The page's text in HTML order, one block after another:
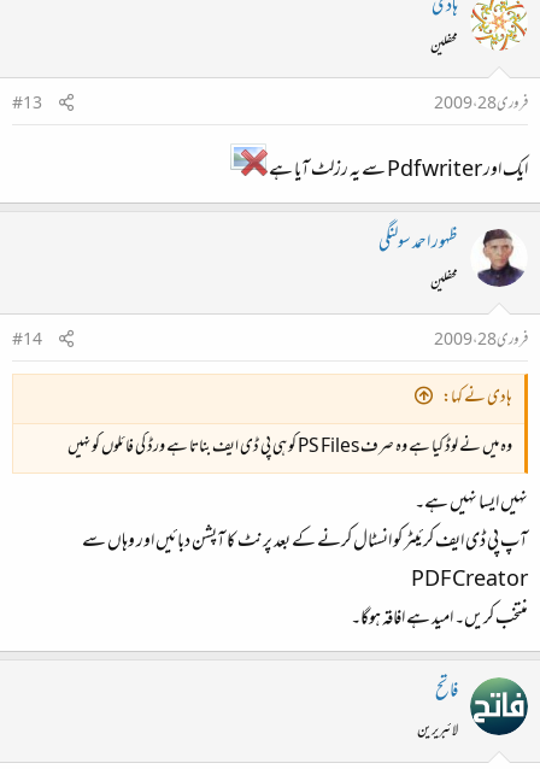
ہادی
محفلین
فروری 28، 2009
#13
ایک اور Pdf writer سے یہ رزلٹ آیا ہے
ظہور احمد سولنگی
محفلین
فروری 28، 2009
#14
ہادی نے کہا:
وہ میں نے لوڈ کیا ہے وہ صرف PS Files کو ہی پی ڈی ایف بناتا ہے ورڈ کی فائلوں کو نہیں
نہیں ایسا نہیں ہے۔
آپ پی ڈی ایف کرئیٹر کو انسٹال کرنے کے بعد پرنٹ کا آپشن دبائیں اور وہاں سے
PDF Creator
منتخب کریں۔ امید ہے افاقہ ہوگا۔
فاتح
لائبریرین